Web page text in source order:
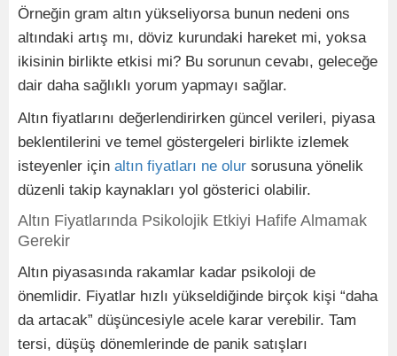
Örneğin gram altın yükseliyorsa bunun nedeni ons
altındaki artış mı, döviz kurundaki hareket mi, yoksa
ikisinin birlikte etkisi mi? Bu sorunun cevabı, geleceğe
dair daha sağlıklı yorum yapmayı sağlar.
Altın fiyatlarını değerlendirirken güncel verileri, piyasa
beklentilerini ve temel göstergeleri birlikte izlemek
isteyenler için altın fiyatları ne olur sorusuna yönelik
düzenli takip kaynakları yol gösterici olabilir.
Altın Fiyatlarında Psikolojik Etkiyi Hafife Almamak
Gerekir
Altın piyasasında rakamlar kadar psikoloji de
önemlidir. Fiyatlar hızlı yükseldiğinde birçok kişi “daha
da artacak” düşüncesiyle acele karar verebilir. Tam
tersi, düşüş dönemlerinde de panik satışları